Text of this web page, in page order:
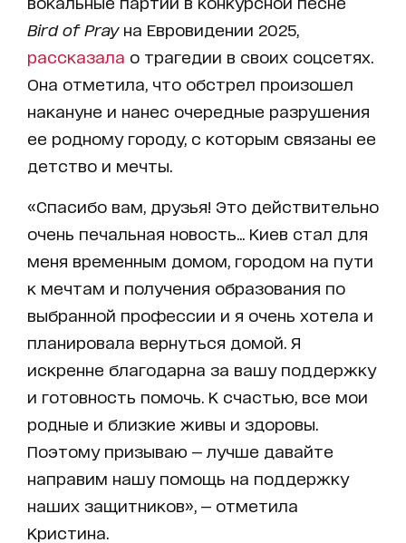
Bird of Prayна Евровидении 2025,
рассказала о трагедии в своих соцсетях.
Она отметила, что обстрел произошел
накануне и нанес очередные разрушения
ее родному городу, с которым связаны ее
детство и мечты.
«Спасибо вам, друзья! Это действительно
очень печальная новость... Киев стал для
меня временным домом, городом на пути
к мечтам и получения образования по
выбранной профессии и я очень хотела и
планировала вернуться домой. Я
искренне благодарна за вашу поддержку
и готовность помочь. К счастью, все мои
родные и близкие живы и здоровы.
Поэтому призываю — лучше давайте
направим нашу помощь на поддержку
наших защитников», — отметила
Кристина.